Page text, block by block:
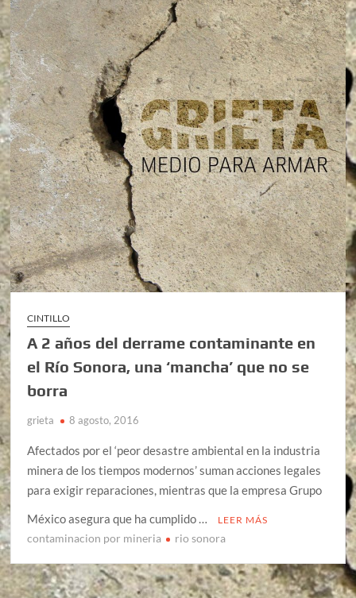
CINTILLO
A 2 años del derrame contaminante en
el Río Sonora, una ‘mancha’ que no se
borra
grieta 8 agosto, 2016
Afectados por el ‘peor desastre ambiental en la industria
minera de los tiempos modernos’ suman acciones legales
para exigir reparaciones, mientras que la empresa Grupo
México asegura que ha cumplido …
LEER MÁS
contaminacion por mineria rio sonora